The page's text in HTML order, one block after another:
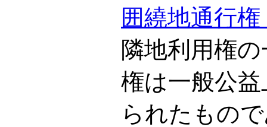
囲繞地通行
隣地利用権
権は一般公
られたもの